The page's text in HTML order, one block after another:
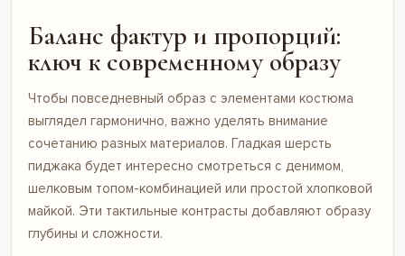
Баланс фактур и пропорций:
ключ к современному образу
Чтобы повседневный образ с элементами костюма
выглядел гармонично, важно уделять внимание
сочетанию разных материалов. Гладкая шерсть
пиджака будет интересно смотреться с денимом,
шелковым топом-комбинацией или простой хлопковой
майкой. Эти тактильные контрасты добавляют образу
глубины и сложности.